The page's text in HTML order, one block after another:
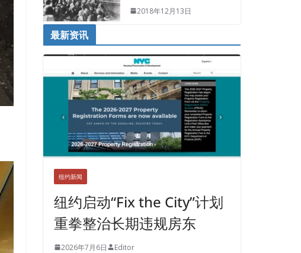
2018年12月13日
最新资讯
纽约新闻
纽约启动“Fix the City”计划
重拳整治长期违规房东
2026年7月6日 Editor